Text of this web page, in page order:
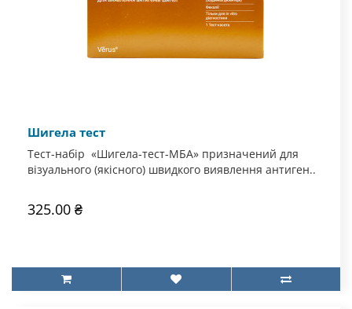
Шигела тест
Тест-набір «Шигела-тест-МБА» призначений для
візуального (якісного) швидкого виявлення антиген..
325.00 ₴